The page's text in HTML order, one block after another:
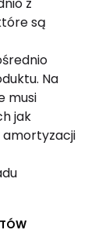
są
Na
musi
jak
amortyzacji